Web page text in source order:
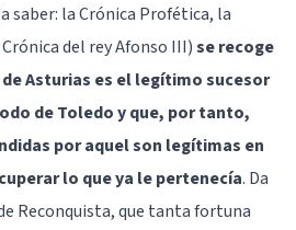
saber: la Crónica Profética, la
del rey Afonso III)se recoge
Asturias es el legítimo sucesor
de Toledo y que, por tanto,
por aquel son legítimas en
lo que ya le pertenecía. Da
Reconquista, que tanta fortuna